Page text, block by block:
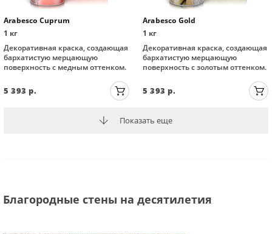
Arabesco Cuprum
1 кг
Декоративная краска, создающая
бархатистую мерцающую
поверхность с медным оттенком.
5 393 р.
Arabesco Gold
1 кг
Декоративная краска, создающая
бархатистую мерцающую
поверхность с золотым оттенком.
5 393 р.
Показать еще
Благородные стены на десятилетия